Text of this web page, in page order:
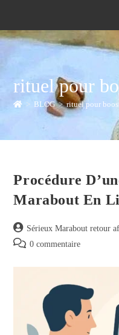
rituel pour
> BLOG > rituel pour
Procédure
Marabout En
Sérieux Marabout retour
0 commentaire